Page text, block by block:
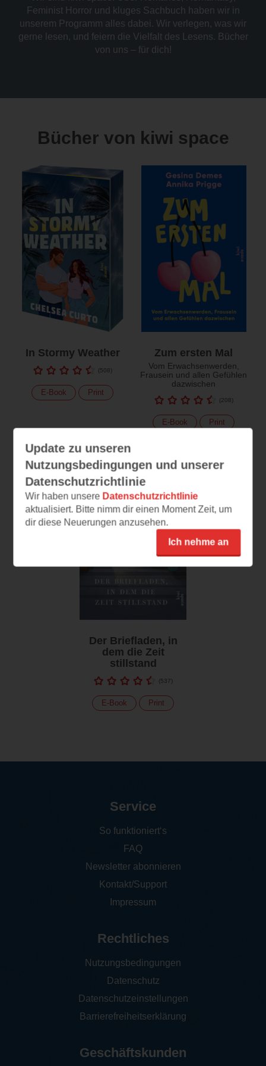
Feminist Horror und kluges Sachbuch haben wir in
unserem Programm alles dabei. Wir verlegen, was wir
gerne lesen, und feiern die Vielfalt des Lesens. Bücher
von uns – für dich!
Bücher von kiwi space
In Stormy Weather
(508)
E-Book Print
Zum ersten Mal
Vom Erwachsenwerden,
Frausein und allen Gefühlen
dazwischen
(208)
E-Book Print
Der Briefladen, in
dem die Zeit
stillstand
(537)
E-Book Print
Update zu unseren
Nutzungsbedingungen und unserer
Datenschutzrichtlinie
Wir haben unsere Datenschutzrichtlinie
aktualisiert. Bitte nimm dir einen Moment Zeit, um
dir diese Neuerungen anzusehen.
Ich nehme an
Service
So funktioniert‘s
FAQ
Newsletter abonnieren
Kontakt/Support
Impressum
Rechtliches
Nutzungsbedingungen
Datenschutz
Datenschutzeinstellungen
Barrierefreiheitserklärung
Geschäftskunden